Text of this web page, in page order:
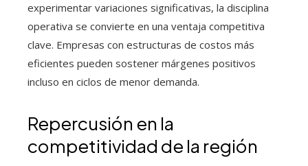
experimentar variaciones significativas, la disciplina
operativa se convierte en una ventaja competitiva
clave. Empresas con estructuras de costos más
eficientes pueden sostener márgenes positivos
incluso en ciclos de menor demanda.
Repercusión en la
competitividad de la región